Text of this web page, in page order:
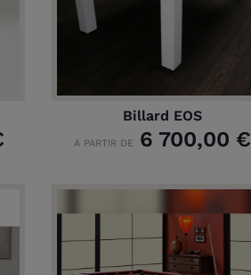
Billard EOS
A PARTIR DE6 700,00 €